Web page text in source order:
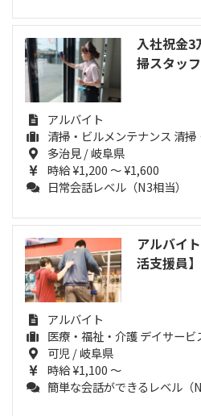
入社祝金3
掃スタッ
アルバイト
清掃・ビルメンテナンス 清
多治見 / 岐阜県
時給 ¥1,200 ～ ¥1,600
日常会話レベル（N3相当）
アルバイ
活支援員
アルバイト
医療・福祉・介護 デイサービ
可児 / 岐阜県
時給 ¥1,100 ～
簡単な会話ができるレベル（